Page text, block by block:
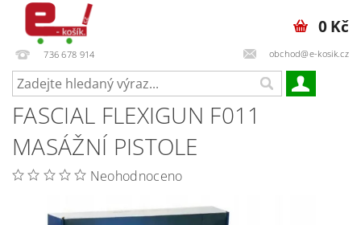
736 678 914 obchod@e-kosik.cz
0 Kč
FASCIAL FLEXIGUN F011
MASÁŽNÍ PISTOLE
Neohodnoceno